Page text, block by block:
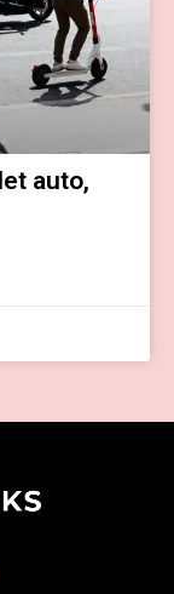
auto,